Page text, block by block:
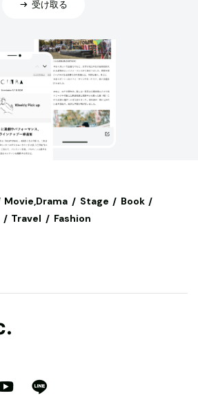
受け取る
Movie,Drama Stage
Book
Travel Fashion